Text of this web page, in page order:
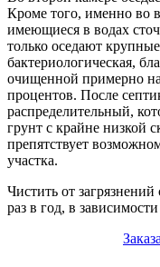
Кроме того, именно во
имеющиеся в водах
только оседают
бактериологическая,
очищенной примерно
процентов. После
распределительный,
грунт с крайне низкой
препятствует
участка.
Чистить от
раз в год, в